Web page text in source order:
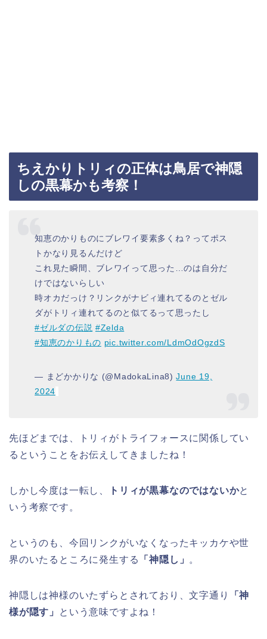
ちえかりトリィの正体は鳥居で神隠
しの黒幕かも考察！
知恵のかりものにブレワイ要素多くね？ってポス
トかなり見るんだけど
これ見た瞬間、ブレワイって思った…のは自分だ
けではないらしい
時オカだっけ？リンクがナビィ連れてるのとゼル
ダがトリィ連れてるのと似てるって思ったし
#ゼルダの伝説 #Zelda
#知恵のかりもの pic.twitter.com/LdmOdOgzdS
— まどかかりな (@MadokaLina8)June 19,
2024
先ほどまでは、トリィがトライフォースに関係してい
るということをお伝えしてきましたね！
しかし今度は一転し、 トリィが黒幕なのではないかと
いう考察です。
というのも、今回リンクがいなくなったキッカケや世
界のいたるところに発生する
「神隠し」 。
神隠しは神様のいたずらとされており、文字通り
「神
様が隠す」
という意味ですよね！